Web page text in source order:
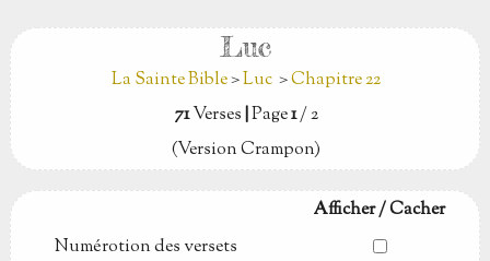
Luc
La Sainte Bible>Luc>Chapitre 22
71Verses|Page1/ 2
(Version Crampon)
Afficher / Cacher
Numérotion des versets